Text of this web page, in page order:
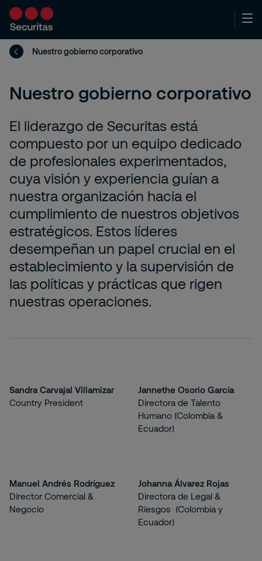
Nuestro gobierno corporativo
Nuestro gobierno corporativo
El liderazgo de Securitas está
compuesto por un equipo dedicado
de profesionales experimentados,
cuya visión y experiencia guían a
nuestra organización hacia el
cumplimiento de nuestros objetivos
estratégicos. Estos líderes
desempeñan un papel crucial en el
establecimiento y la supervisión de
las políticas y prácticas que rigen
nuestras operaciones.
Sandra Carvajal Villamizar
Country President
Jannethe Osorio García
Directora de Talento
Humano (Colombia &
Ecuador)
Manuel Andrés Rodríguez
Director Comercial &
Negocio
Johanna Álvarez Rojas
Directora de Legal &
Riesgos (Colombia y
Ecuador)